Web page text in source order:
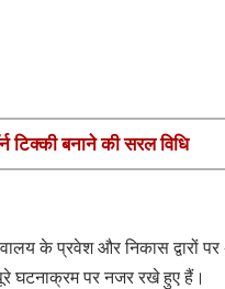
टिक्की बनाने की सरल विधि
के प्रवेश और निकास द्वारों
घटनाक्रम पर नजर रखे हुए हैं।